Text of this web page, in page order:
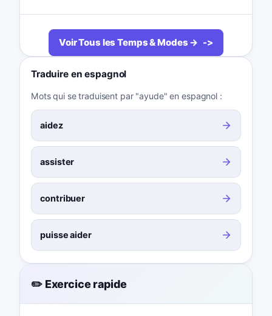
Voir Tous les Temps & Modes →
Traduire en espagnol
Mots qui se traduisent par "ayude" en espagnol :
aidez
assister
contribuer
puisse aider
✏️ Exercice rapide